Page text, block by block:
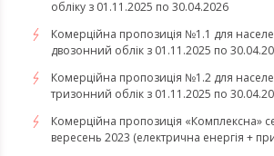
обліку з 01.11.2025 по 30.04.2026
Комерційна пропозиція №1.1 для
двозонний облік з 01.11.2025 по
Комерційна пропозиція №1.2 для
тризонний облік з 01.11.2025 по
​​​​​​​Комерційна пропозиція «Комплексна»
вересень 2023 (електрична енергія +